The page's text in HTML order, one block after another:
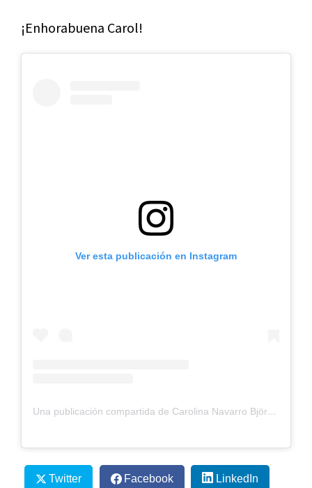
¡Enhorabuena Carol!
Ver esta publicación en Instagram
Una publicación compartida de Carolina Navarro Björk (@navarrocarolina)
Twitter Facebook LinkedIn